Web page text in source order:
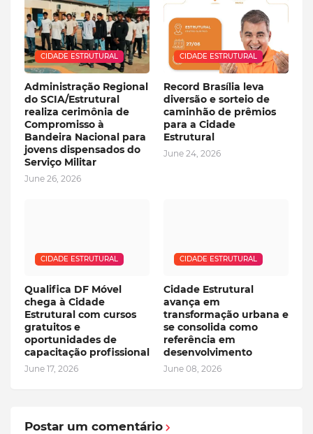
CIDADE ESTRUTURAL
Administração Regional
do SCIA/Estrutural
realiza cerimônia de
Compromisso à
Bandeira Nacional para
jovens dispensados do
Serviço Militar
June 26, 2026
CIDADE ESTRUTURAL
Record Brasília leva
diversão e sorteio de
caminhão de prêmios
para a Cidade
Estrutural
June 24, 2026
CIDADE ESTRUTURAL
Qualifica DF Móvel
chega à Cidade
Estrutural com cursos
gratuitos e
oportunidades de
capacitação profissional
June 17, 2026
CIDADE ESTRUTURAL
Cidade Estrutural
avança em
transformação urbana e
se consolida como
referência em
desenvolvimento
June 08, 2026
Postar um comentário